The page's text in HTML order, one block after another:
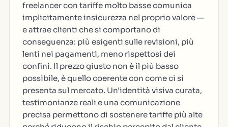
freelancer con tariffe molto basse comunica
implicitamente insicurezza nel proprio valore —
e attrae clienti che si comportano di
conseguenza: più esigenti sulle revisioni, più
lenti nei pagamenti, meno rispettosi dei
confini. Il prezzo giusto non è il più basso
possibile, è quello coerente con come ci si
presenta sul mercato. Un'identità visiva curata,
testimonianze reali e una comunicazione
precisa permettono di sostenere tariffe più alte